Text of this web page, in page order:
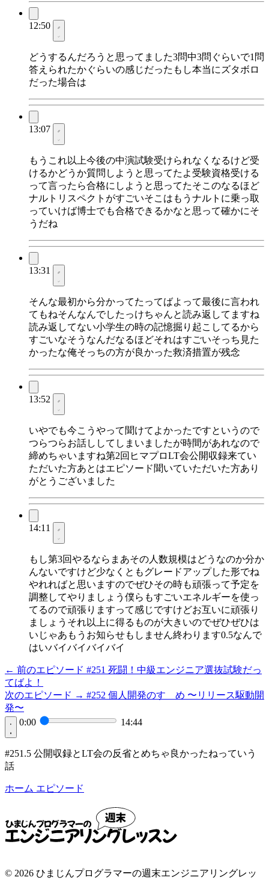
12:50
どうするんだろうと思ってました3問中3問ぐらいで1問
答えられたかぐらいの感じだったもし本当にズタボロ
だった場合は
13:07
もうこれ以上今後の中演試験受けられなくなるけど受
けるかどうか質問しようと思ってたよ受験資格受ける
って言ったら合格にしようと思ってたそこのなるほど
ナルトリスペクトがすごいそこはもうナルトに乗っ取
っていけば博士でも合格できるかなと思って確かにそ
うだね
13:31
そんな最初から分かってたってばよって最後に言われ
てもねそんなんでしたっけちゃんと読み返してますね
読み返してない小学生の時の記憶掘り起こしてるから
すごいなそうなんだなるほどそれはすごいそっち見た
かったな俺そっちの方が良かった救済措置が残念
13:52
いやでも今こうやって聞けてよかったですというので
つらつらお話ししてしまいましたが時間があれなので
締めちゃいますね第2回ヒマプロLT会公開収録来てい
ただいた方あとはエピソード聞いていただいた方あり
がとうございました
14:11
もし第3回やるならまあその人数規模はどうなのか分か
んないですけど少なくともグレードアップした形でね
やれればと思いますのでぜひその時も頑張って予定を
調整してやりましょう僕らもすごいエネルギーを使っ
てるので頑張りますって感じですけどお互いに頑張り
ましょうそれ以上に得るものが大きいのでぜひぜひは
いじゃあもうお知らせもしません終わります0.5なんで
はいバイバイバイバイ
← 前のエピソード #251 死闘！中級エンジニア選抜試験だっ
てばよ！
次のエピソード → #252 個人開発のすゝめ 〜リリース駆動開
発〜
0:00
14:44
#251.5 公開収録とLT会の反省とめちゃ良かったねっていう
話
ホーム エピソード
© 2026 ひまじんプログラマーの週末エンジニアリングレッ